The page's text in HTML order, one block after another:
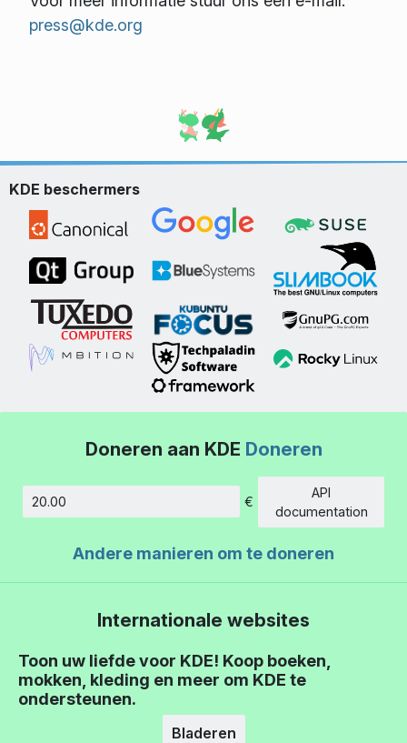
press@kde.org
KDE beschermers
Doneren aan KDE Doneren
Hoeveelheid
€
API
documentation
Andere manieren om te doneren
Internationale websites
Toon uw liefde voor KDE! Koop boeken,
mokken, kleding en meer om KDE te
ondersteunen.
Bladeren